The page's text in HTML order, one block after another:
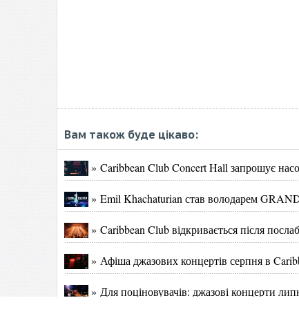
Вам також буде цікаво:
» Caribbean Club Concert Hall запрошує
» Emil Khachaturian став володарем
» Caribbean Club відкривається після
» Афіша джазових концертів серпня в
» Для поціновувачів: джазові концерти